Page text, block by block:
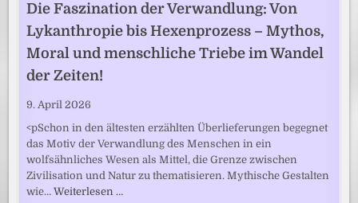
Die Faszination der Verwandlung: Von
Lykanthropie bis Hexenprozess – Mythos,
Moral und menschliche Triebe im Wandel
der Zeiten!
9. April 2026
<pSchon in den ältesten erzählten Überlieferungen begegnet
das Motiv der Verwandlung des Menschen in ein
wolfsähnliches Wesen als Mittel, die Grenze zwischen
Zivilisation und Natur zu thematisieren. Mythische Gestalten
wie…Weiterlesen …